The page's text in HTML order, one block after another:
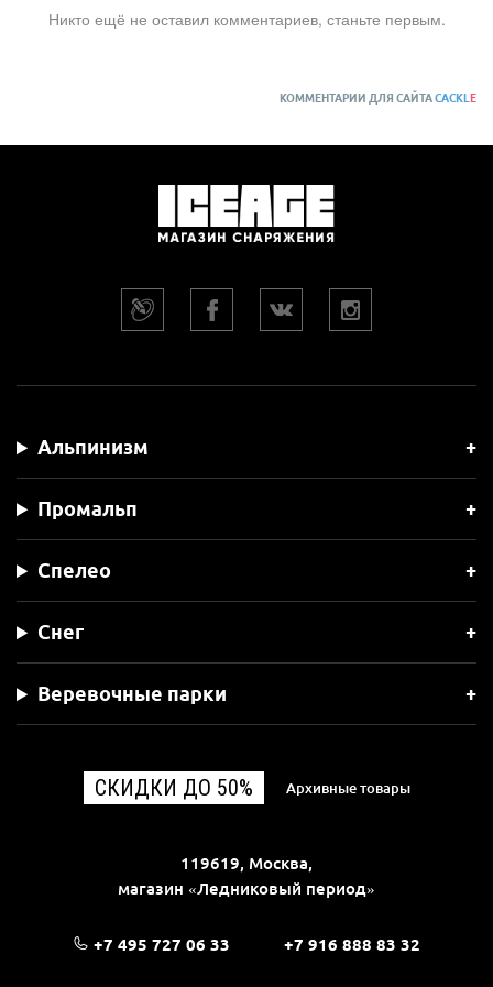
Никто ещё не оставил комментариев, станьте первым.
КОММЕНТАРИИ ДЛЯ САЙТАCACKL E
Альпинизм
Промальп
Спелео
Снег
Веревочные парки
СКИДКИ ДО 50% Архивные товары
119619, Москва,
магазин «Ледниковый период»
+7 495 727 06 33 +7 916 888 83 32